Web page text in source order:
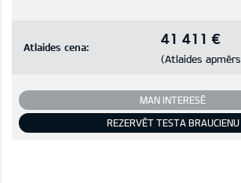
Atlaides cena: 41 411 €
(Atlaides apmērs
MAN INTERESĒ
REZERVĒT TESTA BRAUCIENU